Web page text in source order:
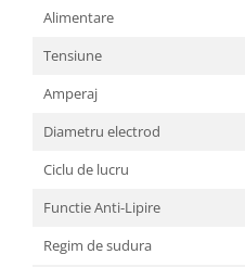
Motopompe
Accesorii pentru irigatii
Hidrofoare
Pompe de apa de suprafata
Pompe recirculare
Sisteme de irigat si stropit
Timp liber
Alimentare
Tensiune
Amperaj
Diametru electrod
Ciclu de lucru
Functie Anti-Lipire
Regim de sudura